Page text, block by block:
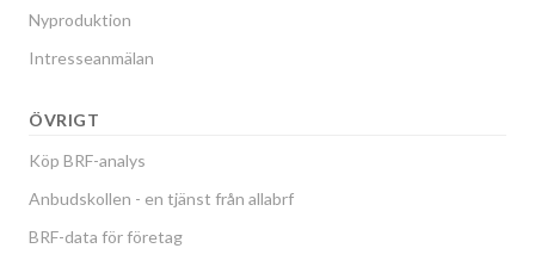
Nyproduktion
Intresseanmälan
ÖVRIGT
Köp BRF-analys
Anbudskollen - en tjänst från allabrf
BRF-data för företag